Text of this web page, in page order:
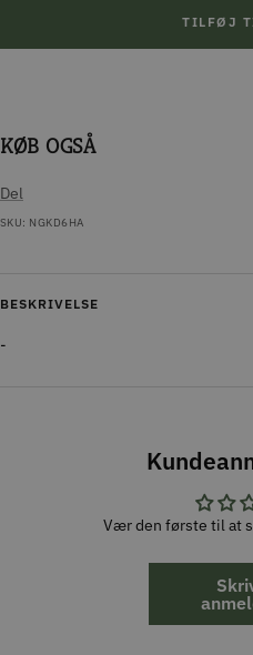
TILFØJ
KØB OGSÅ
Del
SKU: NGKD6HA
BESKRIVELSE
-
Vær den første til at